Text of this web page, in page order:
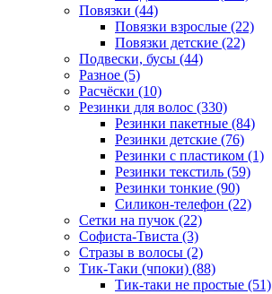
Повязки (44)
Повязки взрослые (22)
Повязки детские (22)
Подвески, бусы (44)
Разное (5)
Расчёски (10)
Резинки для волос (330)
Резинки пакетные (84)
Резинки детские (76)
Резинки с пластиком (1)
Резинки текстиль (59)
Резинки тонкие (90)
Силикон-телефон (22)
Сетки на пучок (22)
Софиста-Твиста (3)
Стразы в волосы (2)
Тик-Таки (чпоки) (88)
Тик-таки не простые (51)